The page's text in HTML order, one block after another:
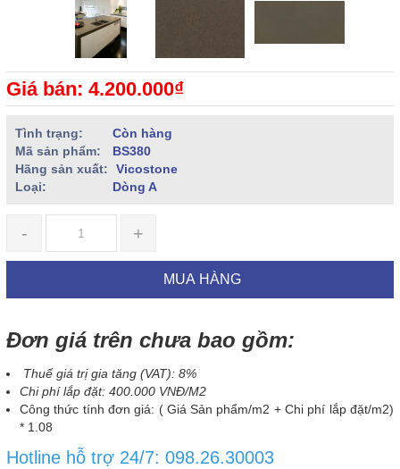
Giá bán: 4.200.000₫
Tình trạng:
Còn hàng
Mã sản phẩm:
BS380
Hãng sản xuất:
Vicostone
Loại:
Dòng A
- +
MUA HÀNG
Đơn giá trên chưa bao gồm:
Thuế giá trị gia tăng (VAT): 8%
Chi phí lắp đặt: 400.000 VNĐ/M2
Công thức tính đơn giá: ( Giá Sản phẩm/m2 + Chi phí lắp đặt/m2)
* 1.08
Hotline hỗ trợ 24/7: 098.26.30003